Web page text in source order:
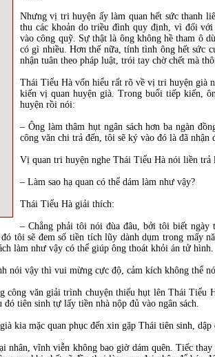
Nhưng vị tri huyện ấy làm quan hết sức thanh
thu các khoản do triều đình quy định, vì đối
vào công quỹ. Sự thật là ông không hề tham ô
có gì nhiều. Hơn thế nữa, tính tình ông hết sức
nhận tuân theo pháp luật, trói tay chờ chết mà
Thái Tiểu Hà vốn hiểu rất rõ về vị tri huyện già
kiến vị quan huyện già. Trong buổi tiếp kiến,
huyện rồi nói:
– Ông làm thâm hụt ngân sách hơn ba ngàn
công văn chi trả đến, tôi sẽ ký vào đó là đã nhận
Vị quan tri huyện nghe Thái Tiểu Hà nói liền trả
– Làm sao hạ quan có thể dám làm như vậy?
Thái Tiểu Hà giải thích:
– Chẳng phải tôi nói đùa đâu, bởi tôi biết
tôi sẽ đem số tiền tích lũy dành dụm trong mấy
làm như vậy có thể giúp ông thoát khỏi án tử hình.
nói vậy thì vui mừng cực độ, cảm kích không thể
công văn giải trình chuyện thiếu hụt lên Thái Tiểu
tiên sinh tự lấy tiền nhà nộp đủ vào ngân sách.
kia mặc quan phục đến xin gặp Thái tiên sinh, dập
nhân, vĩnh viễn không bao giờ dám quên. Tiếc